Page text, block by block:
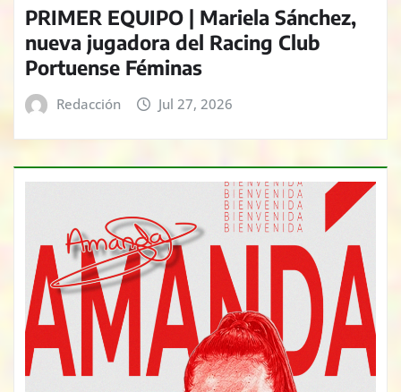
PRIMER EQUIPO | Mariela Sánchez,
nueva jugadora del Racing Club
Portuense Féminas
Redacción Jul 27, 2026